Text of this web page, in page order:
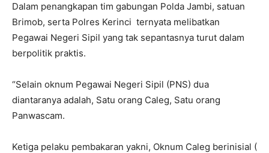
Dalam penangkapan tim gabungan Polda Jambi, satuan
Brimob, serta Polres Kerinci ternyata melibatkan
Pegawai Negeri Sipil yang tak sepantasnya turut dalam
berpolitik praktis.
“Selain oknum Pegawai Negeri Sipil (PNS) dua
diantaranya adalah, Satu orang Caleg, Satu orang
Panwascam.
Ketiga pelaku pembakaran yakni, Oknum Caleg berinisial (